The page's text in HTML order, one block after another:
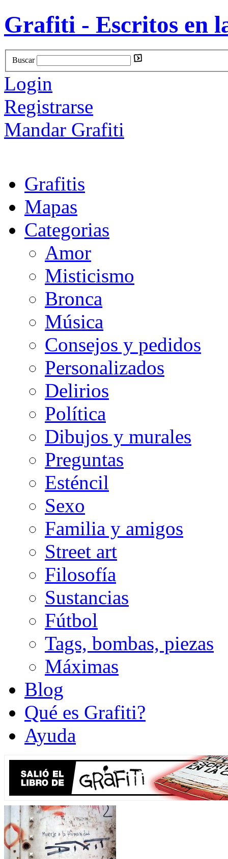
Grafiti - Escritos en
Buscar
Login
Registrarse
Mandar Grafiti
Grafitis
Mapas
Categorias
Amor
Misticismo
Bronca
Música
Consejos y pedidos
Personalizados
Delirios
Política
Dibujos y murales
Preguntas
Esténcil
Sexo
Familia y amigos
Street art
Filosofía
Sustancias
Fútbol
Tags, bombas, piezas
Máximas
Blog
Qué es Grafiti?
Ayuda